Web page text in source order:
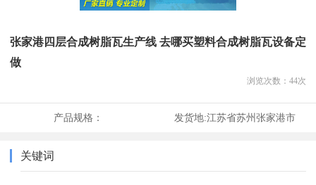
张家港四层合成树脂瓦生产线 去哪买塑料合成树脂瓦设备定
做
浏览次数： 44次
产品规格： 发货地:江苏省苏州张家港市
关键词